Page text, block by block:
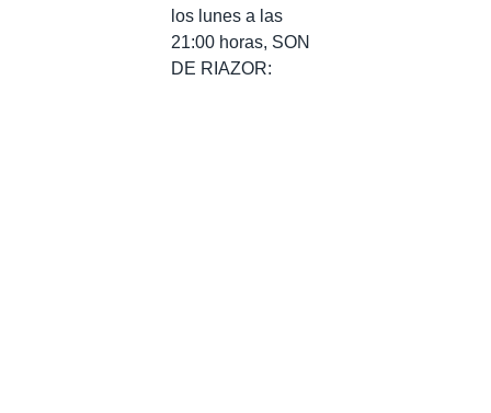
los lunes a las
21:00 horas, SON
DE RIAZOR: